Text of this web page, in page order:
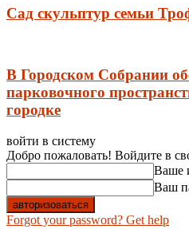
Сад скульптур семьи
В Городском Собрании
парковочного
городке
войти в систему
Добро пожаловать! Войдите в
Ваше
Ваш
Forgot your password? Get help